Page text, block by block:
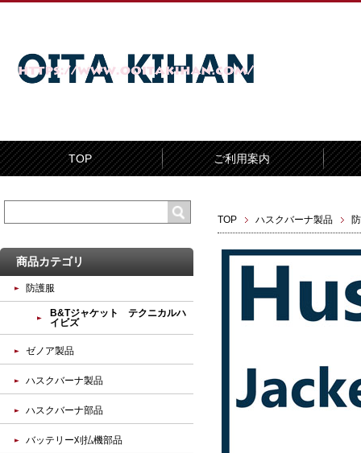
TOP ご利用案内
TOP ハスクバーナ製品
商品カテゴリ
防護服
B&Tジャケット テクニカルハ
イビズ
ゼノア製品
ハスクバーナ製品
ハスクバーナ部品
バッテリー刈払機部品